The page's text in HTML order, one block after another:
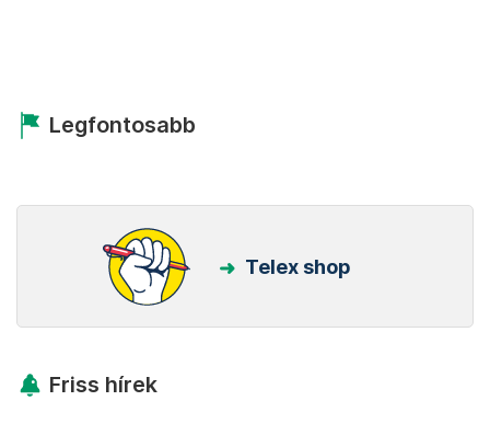
Legfontosabb
Telex shop
Friss hírek